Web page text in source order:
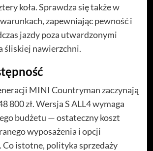
koła. Sprawdza się także w
zapewniając pewność i
jazdy poza utwardzonymi
śliskiej nawierzchni.
MINI Countryman zaczynają
800 zł. Wersja S ALL4 wymaga
budżetu — ostateczny koszt
wyposażenia i opcji
Co istotne, polityka sprzedaży